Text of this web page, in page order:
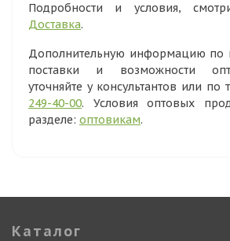
Подробности и условия,
Доставка.
Дополнительную информацию по
поставки и возможности
уточняйте у консультантов или по
249-40-00. Условия оптовых
разделе: оптовикам.
Каталог